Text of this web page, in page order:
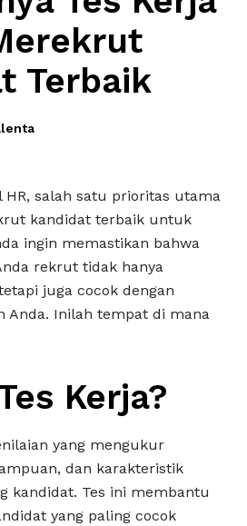
Terbaik
HR, salah satu prioritas utama
kandidat terbaik untuk
ingin memastikan bahwa
rekrut tidak hanya
juga cocok dengan
Anda. Inilah tempat di mana
Kerja?
yang mengukur
dan karakteristik
kandidat. Tes ini membantu
yang paling cocok